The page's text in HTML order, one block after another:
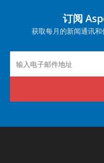
订阅
获取每月的新闻通讯和